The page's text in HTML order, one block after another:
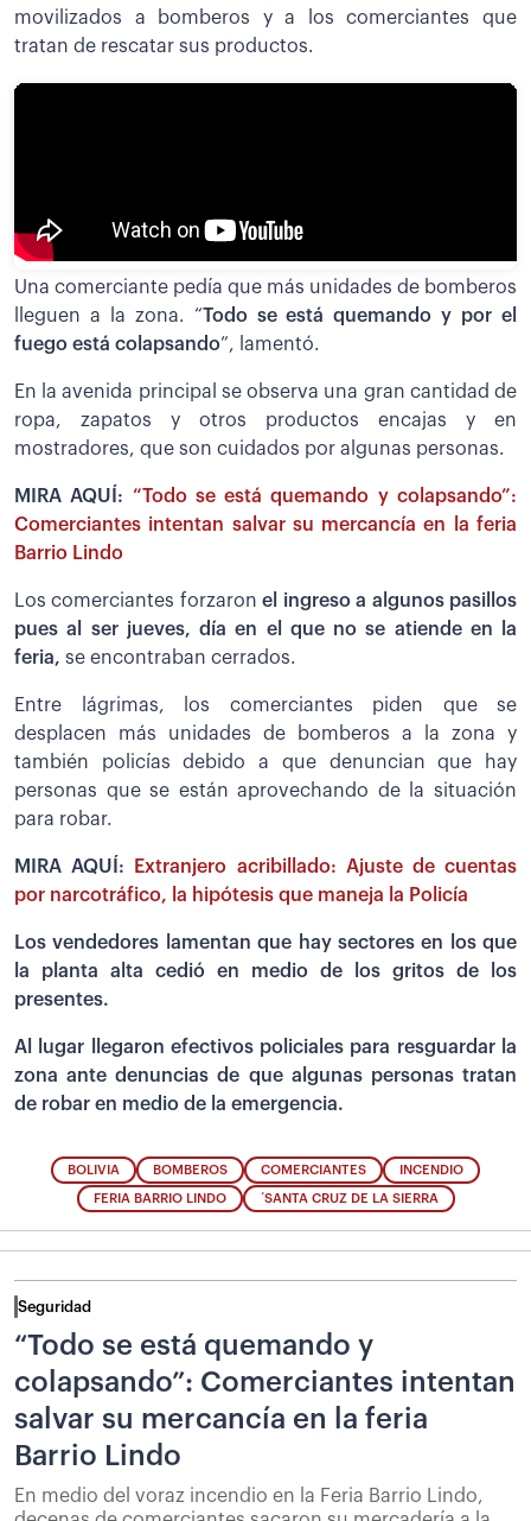
movilizados a bomberos y a los comerciantes que
tratan de rescatar sus productos.
Una comerciante pedía que más unidades de bomberos
lleguen a la zona. “Todo se está quemando y por el
fuego está colapsando”, lamentó.
En la avenida principal se observa una gran cantidad de
ropa, zapatos y otros productos encajas y en
mostradores, que son cuidados por algunas personas.
MIRA AQUÍ: “Todo se está quemando y colapsando”:
Comerciantes intentan salvar su mercancía en la feria
Barrio Lindo
Los comerciantes forzaronel ingreso a algunos pasillos
pues al ser jueves, día en el que no se atiende en la
feria, se encontraban cerrados.
Entre lágrimas, los comerciantes piden que se
desplacen más unidades de bomberos a la zona y
también policías debido a que denuncian que hay
personas que se están aprovechando de la situación
para robar.
MIRA AQUÍ:
Extranjero acribillado: Ajuste de cuentas
por narcotráfico, la hipótesis que maneja la Policía
Los vendedores lamentan que hay sectores en los que
la planta alta cedió en medio de los gritos de los
presentes.
Al lugar llegaron efectivos policiales para resguardar la
zona ante denuncias de que algunas personas tratan
de robar en medio de la emergencia.
BOLIVIA BOMBEROS COMERCIANTES INCENDIO
FERIA BARRIO LINDO ´SANTA CRUZ DE LA SIERRA
Seguridad
“Todo se está quemando y
colapsando”: Comerciantes intentan
salvar su mercancía en la feria
Barrio Lindo
En medio del voraz incendio en la Feria Barrio Lindo,